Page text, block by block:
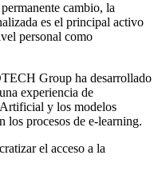
cambio, la
es el principal activo
personal como
Group ha desarrollado
experiencia de
y los modelos
los procesos de e-learning.
el acceso a la